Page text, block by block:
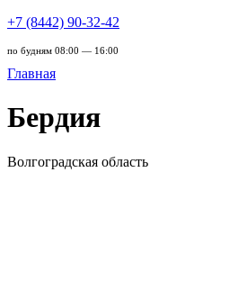
+7 (8442) 90-32-42
по будням 08:00 — 16:00
Главная
Бердия
Волгоградская область